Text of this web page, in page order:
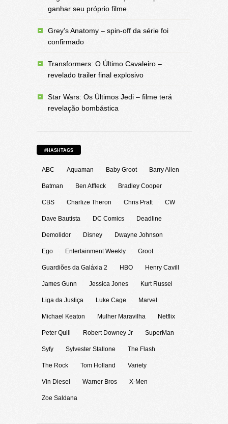
ganhar seu próprio filme
Grey’s Anatomy – spin-off da série foi
confirmado
Transformers: O Último Cavaleiro –
revelado trailer final explosivo
Star Wars: Os Últimos Jedi – filme terá
revelação bombástica
#HASHTAGS
ABC Aquaman Baby Groot Barry Allen
Batman Ben Affleck Bradley Cooper
CBS Charlize Theron Chris Pratt CW
Dave Bautista DC Comics Deadline
Demolidor Disney Dwayne Johnson
Ego Entertainment Weekly Groot
Guardiões da Galáxia 2 HBO Henry Cavill
James Gunn Jessica Jones Kurt Russel
Liga da Justiça Luke Cage Marvel
Michael Keaton Mulher Maravilha Netflix
Peter Quill Robert Downey Jr SuperMan
Syfy Sylvester Stallone The Flash
The Rock Tom Holland Variety
Vin Diesel Warner Bros X-Men
Zoe Saldana